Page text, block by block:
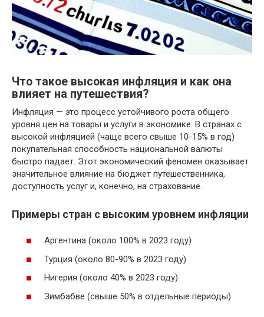
Что такое высокая инфляция и как она
влияет на путешествия?
Инфляция — это процесс устойчивого роста общего
уровня цен на товары и услуги в экономике. В странах с
высокой инфляцией (чаще всего свыше 10-15% в год)
покупательная способность национальной валюты
быстро падает. Этот экономический феномен оказывает
значительное влияние на бюджет путешественника,
доступность услуг и, конечно, на страхование.
Примеры стран с высоким уровнем инфляции
Аргентина (около 100% в 2023 году)
Турция (около 80-90% в 2023 году)
Нигерия (около 40% в 2023 году)
Зимбабве (свыше 50% в отдельные периоды)